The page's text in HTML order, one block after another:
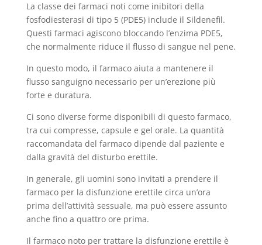
La classe dei farmaci noti come inibitori della
fosfodiesterasi di tipo 5 (PDE5) include il Sildenefil.
Questi farmaci agiscono bloccando l’enzima PDE5,
che normalmente riduce il flusso di sangue nel pene.
In questo modo, il farmaco aiuta a mantenere il
flusso sanguigno necessario per un’erezione più
forte e duratura.
Ci sono diverse forme disponibili di questo farmaco,
tra cui compresse, capsule e gel orale. La quantità
raccomandata del farmaco dipende dal paziente e
dalla gravità del disturbo erettile.
In generale, gli uomini sono invitati a prendere il
farmaco per la disfunzione erettile circa un’ora
prima dell’attività sessuale, ma può essere assunto
anche fino a quattro ore prima.
Il farmaco noto per trattare la disfunzione erettile è